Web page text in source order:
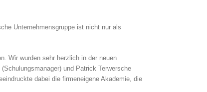
Unternehmensgruppe ist nicht nur als
Wir wurden sehr herzlich in der neuen
und Patrick Terwersche
dabei die firmeneigene Akademie, die